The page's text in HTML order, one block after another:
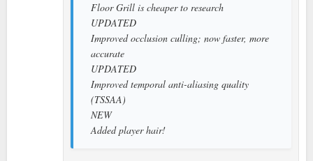
Floor Grill is cheaper to research
UPDATED
Improved occlusion culling; now faster, more
accurate
UPDATED
Improved temporal anti-aliasing quality
(TSSAA)
NEW
Added player hair!